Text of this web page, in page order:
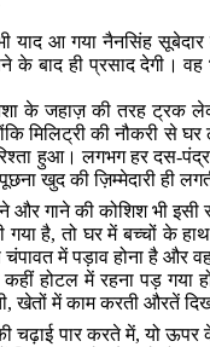
याद आ गया नैनसिंह
के बाद ही प्रसाद देगी।
के जहाज़ की तरह ट्रक
मिलिट्री की नौकरी से
रिश्ता हुआ। लगभग हर दस-
खुद की ज़िम्मेदारी ही
और गाने की कोशिश भी इसी
गया है,तो घर में बच्चों के
में पड़ाव होना है और
होटल में रहना पड़ गया
,खेतों में काम करती औरतें
चढ़ाई पार करते में,यो ऊपर